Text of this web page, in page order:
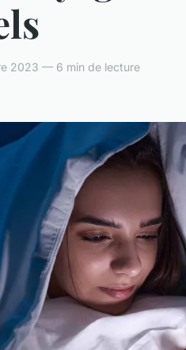
2023 — 6 min de lecture